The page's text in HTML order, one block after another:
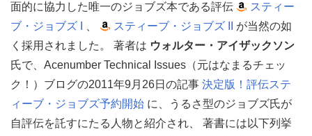
面的に協力した唯一のジョブズ本である評伝
スティー
ブ・ジョブズ I
、 スティーブ・ジョブズ II
が当然の如
く採用されました。 著者は ウォルター・アイザックソン
氏で、Acenumber Technical Issues（元はなまるチェッ
ク！）ブログの2011年9月26日の記事 決定版！評伝ステ
ィーブ・ジョブズ予約開始 に、うるさ型のジョブズ氏が
自評伝を託すにたる人物と紹介され、 著書には以下列挙